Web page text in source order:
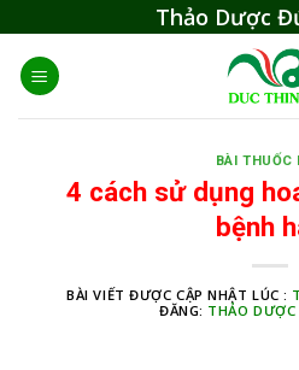
content
Thảo Dược
BÀI THUỐC
4 cách sử dụng
bệnh
BÀI VIẾT ĐƯỢC CẬP NHẬT LÚC :
ĐĂNG: THẢO